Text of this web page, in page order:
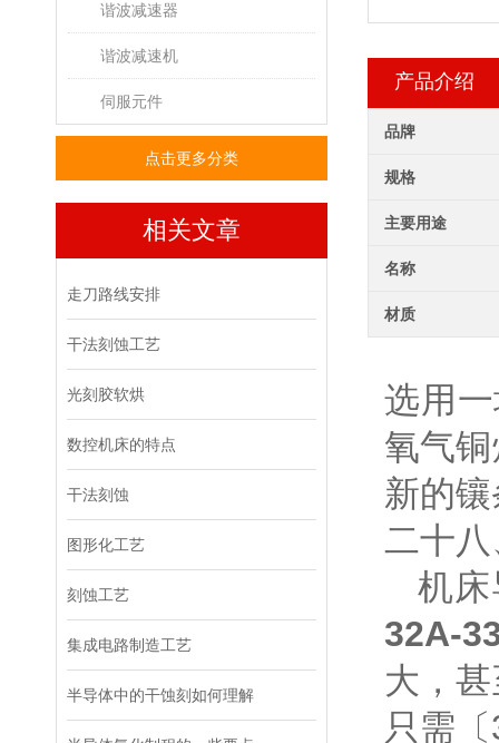
谐波减速器
谐波减速机
伺服元件
点击更多分类
相关文章
走刀路线安排
干法刻蚀工艺
光刻胶软烘
数控机床的特点
干法刻蚀
图形化工艺
刻蚀工艺
集成电路制造工艺
半导体中的干蚀刻如何理解
产品介绍
品牌
规格
主要用途
名称
材质
选用
氧气
新的
二十
机床
32A-
大，
只需